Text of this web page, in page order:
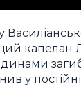
капелан
у